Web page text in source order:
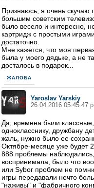
Признаюсь, я очень скучаю
большим советским
было весело и интересно,
картридж с простыми
достаточно.
Мне кажется, что моя
была у моего дядьке, а не
досталось в подарок...
ЖАЛОБА
Yaroslav Yarskiy
26.04.2016 05:45:47
Да, времена были
однокласснику, дружбану
жаль, нужно было ее
Октябре-месяце уже будет
888 проблемы
воспринимала, было что
или Sybor проблем не
игры передавали нечто
"наживы" и "фабричного